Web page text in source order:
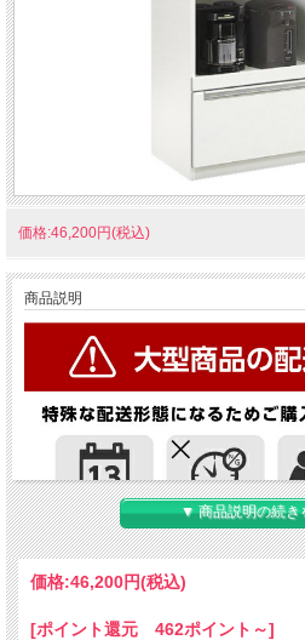
価格:46,200円(税込)
商品説明
▼ 商品説明の続
価格:46,200円(税込)
[ポイント還元 462ポイント～]